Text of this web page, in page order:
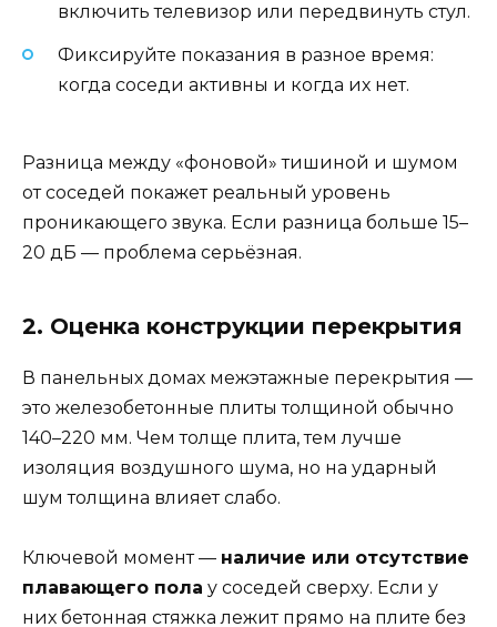
включить телевизор или передвинуть стул.
Фиксируйте показания в разное время:
когда соседи активны и когда их нет.
Разница между «фоновой» тишиной и шумом
от соседей покажет реальный уровень
проникающего звука. Если разница больше 15–
20 дБ — проблема серьёзная.
2. Оценка конструкции перекрытия
В панельных домах межэтажные перекрытия —
это железобетонные плиты толщиной обычно
140–220 мм. Чем толще плита, тем лучше
изоляция воздушного шума, но на ударный
шум толщина влияет слабо.
Ключевой момент — наличие или отсутствие
плавающего пола у соседей сверху. Если у
них бетонная стяжка лежит прямо на плите без